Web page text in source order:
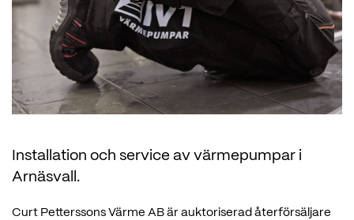
Installation och service av värmepumpar i
Arnäsvall.
Curt Petterssons Värme AB är auktoriserad återförsäljare